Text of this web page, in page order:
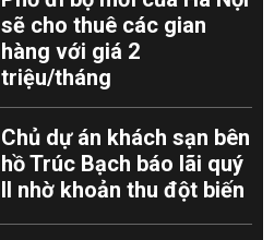
sẽ cho thuê các gian
hàng với giá 2
triệu/tháng
Chủ dự án khách sạn bên
hồ Trúc Bạch báo lãi quý
II nhờ khoản thu đột biến